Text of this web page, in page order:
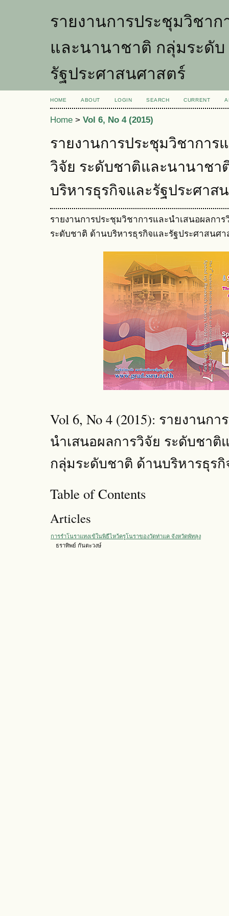
รายงานการประชุมวิชา
และนานาชาติ กลุ่มระดั
รัฐประศาสนศาสตร์
HOME ABOUT LOGIN SEARCH CURRENT
Home > Vol 6, No 4 (2015)
รายงานการประชุมวิชาการ
วิจัย ระดับชาติและนานาชา
บริหารธุรกิจและรัฐประศาส
รายงานการประชุมวิชาการและนำเสนอผลกา
ระดับชาติ ด้านบริหารธุรกิจและรัฐประศาสนศา
Vol 6, No 4 (2015): รายงานก
นำเสนอผลการวิจัย ระดับชา
กลุ่มระดับชาติ ด้านบริหารธุรกิ
Table of Contents
Articles
การรำโนราแทงเข้ในพิธีไหว้ครูโนราของวัดท่าแค จังหวัดพัทลุง
ธราทิพย์ กันตะวงษ์